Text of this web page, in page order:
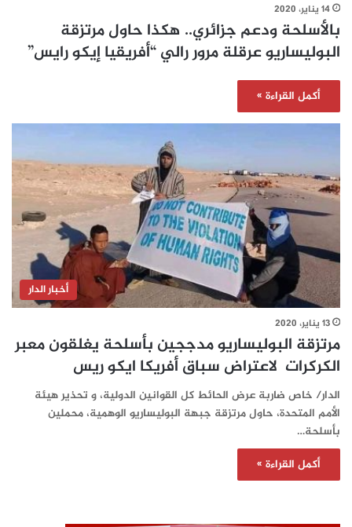
14 يناير، 2020
بالأسلحة ودعم جزائري.. هكذا حاول مرتزقة
البوليساريو عرقلة مرور رالي “أفريقيا إيكو رايس”
أكمل القراءة »
أخبار الدار
13 يناير، 2020
مرتزقة البوليساريو مدججين بأسلحة يغلقون معبر
الكركرات لاعتراض سباق أفريكا ايكو ريس
الدار/ خاص ضاربة عرض الحائط كل القوانين الدولية، و تحذير هيئة
الأمم المتحدة، حاول مرتزقة جبهة البوليساريو الوهمية، محملين
بأسلحة…
أكمل القراءة »